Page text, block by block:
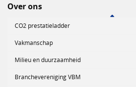
Over ons
CO2 prestatieladder
Vakmanschap
Milieu en duurzaamheid
Branchevereniging VBM